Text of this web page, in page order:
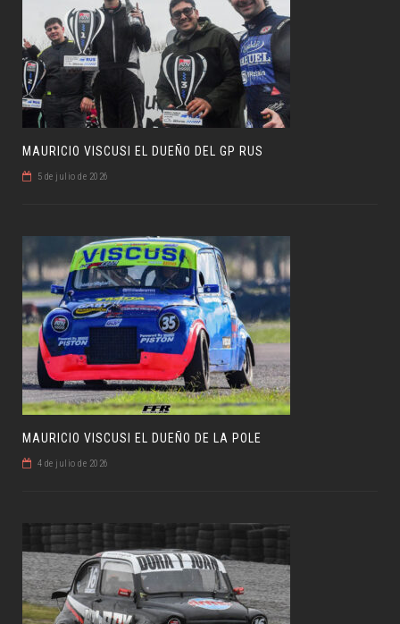
MAURICIO VISCUSI EL DUEÑO DEL GP RUS
5 de julio de 2026
MAURICIO VISCUSI EL DUEÑO DE LA POLE
4 de julio de 2026